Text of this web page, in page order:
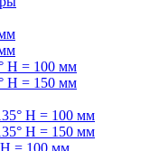
H = 100 мм
H = 150 мм
H = 100 мм
H = 150 мм
= 100 мм